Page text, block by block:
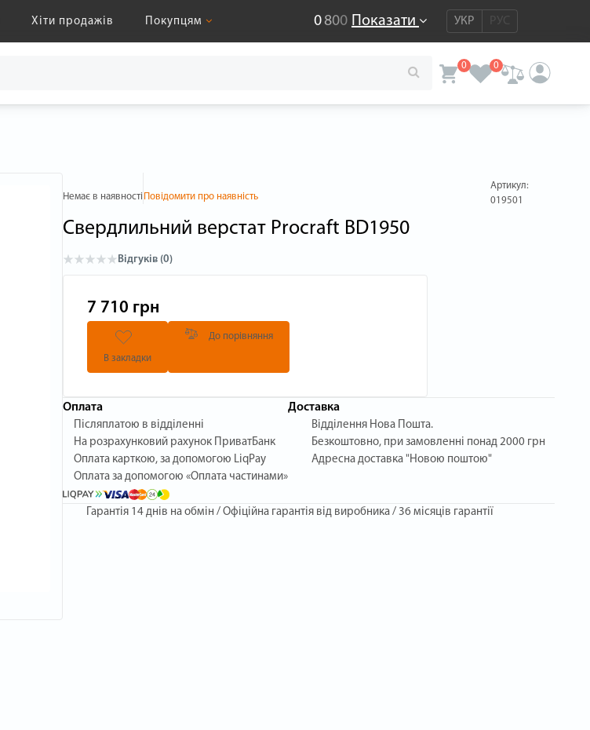
Хіти продажів Покупцям 0800 Показати УКР РУС
0 0
Немає в наявності Повідомити про наявність
Артикул:
019501
Свердлильний верстат Procraft BD1950
Відгуків (0)
7 710 грн
В закладки
До порівняння
Оплата
Післяплатою в відділенні
На розрахунковий рахунок ПриватБанк
Оплата карткою, за допомогою LiqPay
Оплата за допомогою «Оплата частинами»
Доставка
Відділення Нова Пошта.
Безкоштовно, при замовленні понад 2000 грн
Адресна доставка "Новою поштою"
Гарантія 14 днів на обмін / Офіційна гарантія від виробника / 36 місяців гарантії